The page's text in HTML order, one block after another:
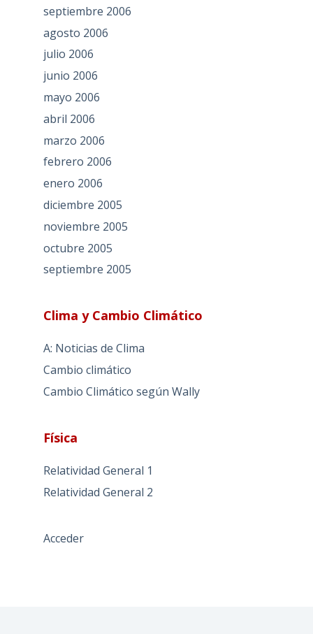
septiembre 2006
agosto 2006
julio 2006
junio 2006
mayo 2006
abril 2006
marzo 2006
febrero 2006
enero 2006
diciembre 2005
noviembre 2005
octubre 2005
septiembre 2005
Clima y Cambio Climático
A: Noticias de Clima
Cambio climático
Cambio Climático según Wally
Física
Relatividad General 1
Relatividad General 2
Acceder